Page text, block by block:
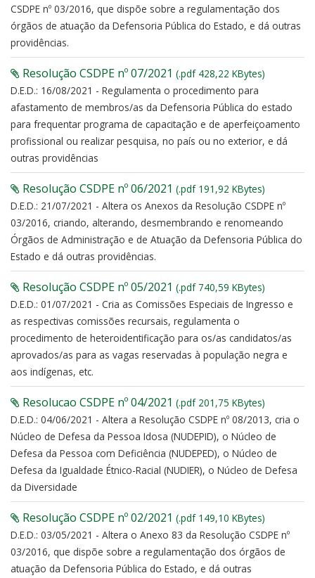
CSDPE nº 03/2016, que dispõe sobre a regulamentação dos
órgãos de atuação da Defensoria Pública do Estado, e dá outras
providências.
Resolução CSDPE nº 07/2021 (.pdf 428,22 KBytes)
D.E.D.: 16/08/2021 - Regulamenta o procedimento para
afastamento de membros/as da Defensoria Pública do estado
para frequentar programa de capacitação e de aperfeiçoamento
profissional ou realizar pesquisa, no país ou no exterior, e dá
outras providências
Resolução CSDPE nº 06/2021 (.pdf 191,92 KBytes)
D.E.D.: 21/07/2021 - Altera os Anexos da Resolução CSDPE nº
03/2016, criando, alterando, desmembrando e renomeando
Órgãos de Administração e de Atuação da Defensoria Pública do
Estado e dá outras providências.
Resolução CSDPE nº 05/2021 (.pdf 740,59 KBytes)
D.E.D.: 01/07/2021 - Cria as Comissões Especiais de Ingresso e
as respectivas comissões recursais, regulamenta o
procedimento de heteroidentificação para os/as candidatos/as
aprovados/as para as vagas reservadas à população negra e
aos indígenas, etc.
Resolucao CSDPE nº 04/2021 (.pdf 201,75 KBytes)
D.E.D.: 04/06/2021 - Altera a Resolução CSDPE nº 08/2013, cria o
Núcleo de Defesa da Pessoa Idosa (NUDEPID), o Núcleo de
Defesa da Pessoa com Deficiência (NUDEPED), o Núcleo de
Defesa da Igualdade Étnico-Racial (NUDIER), o Núcleo de Defesa
da Diversidade
Resolução CSDPE nº 02/2021 (.pdf 149,10 KBytes)
D.E.D.: 03/05/2021 - Altera o Anexo 83 da Resolução CSDPE nº
03/2016, que dispõe sobre a regulamentação dos órgãos de
atuação da Defensoria Pública do Estado, e dá outras